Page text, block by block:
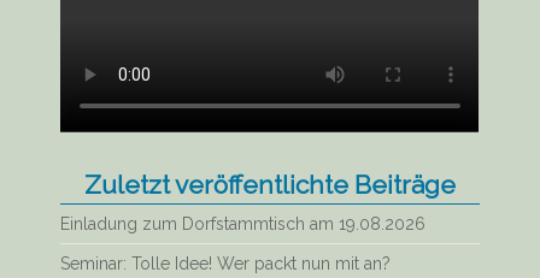
Zuletzt veröffentlichte Beiträge
Einladung zum Dorfstammtisch am 19.08.2026
Seminar: Tolle Idee! Wer packt nun mit an?